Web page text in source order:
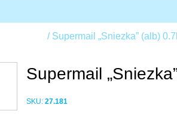
Supermail „Sniezka” (alb) 0.7l
Supermail
SKU: 27.181